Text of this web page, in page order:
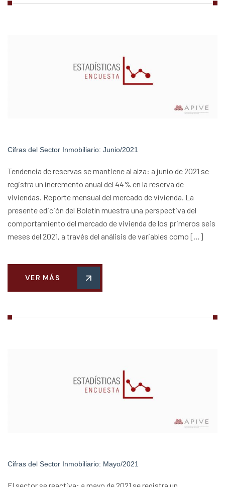
Cifras del Sector Inmobiliario: Junio/2021
Tendencia de reservas se mantiene al alza: a junio de 2021 se
registra un incremento anual del 44% en la reserva de
viviendas. Reporte mensual del mercado de vivienda. La
presente edición del Boletín muestra una perspectiva del
comportamiento del mercado de vivienda de los primeros seis
meses del 2021, a través del análisis de variables como […]
VER MÁS
Cifras del Sector Inmobiliario: Mayo/2021